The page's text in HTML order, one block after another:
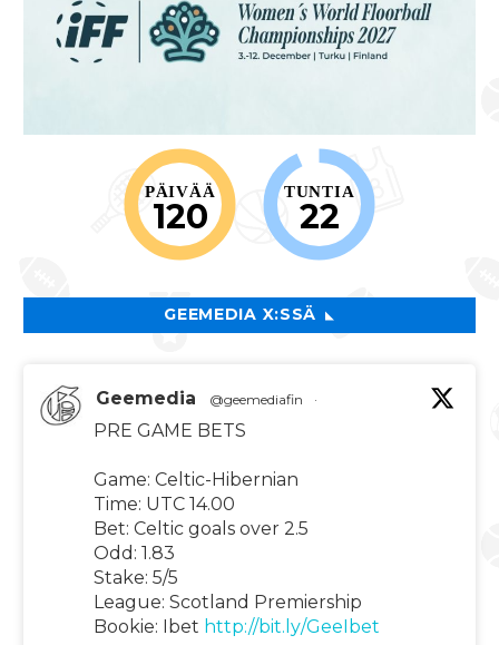
PÄIVÄÄ
120
TUNTIA
22
GEEMEDIA X:SSÄ
Geemedia @geemediafin ·
PRE GAME BETS
Game: Celtic-Hibernian
Time: UTC 14.00
Bet: Celtic goals over 2.5
Odd: 1.83
Stake: 5/5
League: Scotland Premiership
Bookie: Ibet http://bit.ly/GeeIbet